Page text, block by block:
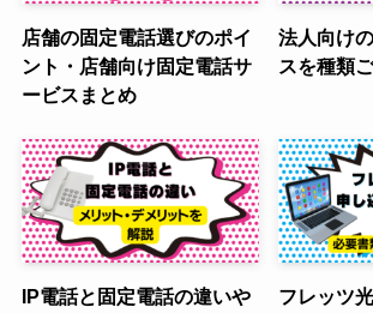
店舗の固定電話選びのポイ
ント・店舗向け固定電話サ
ービスまとめ
法人向け
スを種類
IP電話と固定電話の違いや
フレッツ